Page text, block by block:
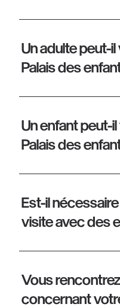
Un adulte peut-il
Palais des
Un enfant peut-
Palais des
Est-il
visite avec des
Vous
concernant